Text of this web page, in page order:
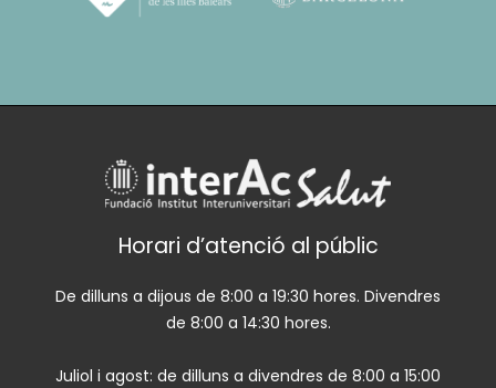
Horari d’atenció al públic
De dilluns a dijous de 8:00 a 19:30 hores. Divendres
de 8:00 a 14:30 hores.
Juliol i agost: de dilluns a divendres de 8:00 a 15:00